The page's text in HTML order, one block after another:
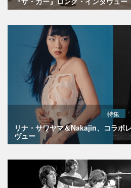
特集
リナ・サワヤマ＆Nakajin、コラボ
ヴュー